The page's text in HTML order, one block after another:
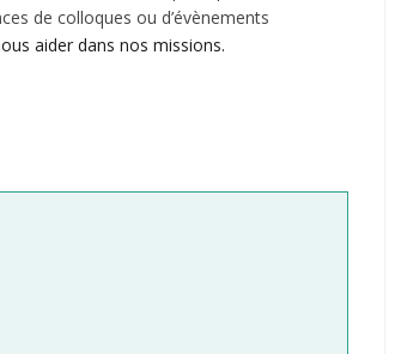
de colloques ou d’évènements
aider dans nos missions.